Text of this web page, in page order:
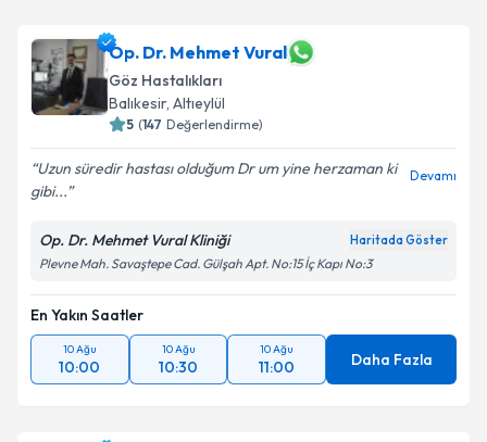
Op. Dr. Mehmet Vural
Göz Hastalıkları
Balıkesir, Altıeylül
5 (147 Değerlendirme)
Uzun süredir hastası olduğum Dr um yine herzaman ki
gibi...
Devamı
Op. Dr. Mehmet Vural Kliniği Haritada Göster
Plevne Mah. Savaştepe Cad. Gülşah Apt. No:15 İç Kapı No:3
En Yakın Saatler
10 Ağu
10:00
10 Ağu
10:30
10 Ağu
11:00 Daha Fazla